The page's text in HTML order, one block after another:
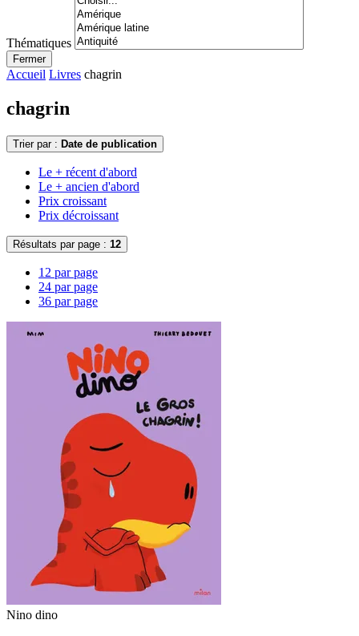
Thématiques
Fermer
Accueil Livres chagrin
chagrin
Trier par : Date de publication
Le + récent d'abord
Le + ancien d'abord
Prix croissant
Prix décroissant
Résultats par page : 12
12 par page
24 par page
36 par page
Nino dino